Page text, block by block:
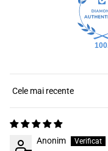
Sort by
Anonim